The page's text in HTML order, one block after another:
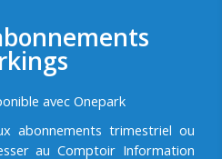
avec Onepark
abonnements trimestriel ou
au Comptoir Information